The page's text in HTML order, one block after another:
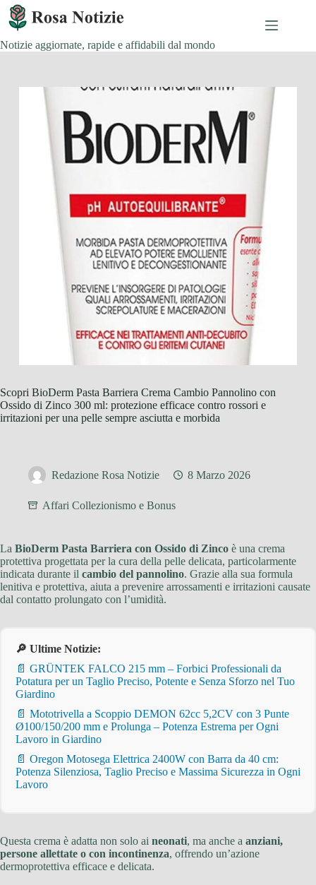
Salta
contenuto
Notizie aggiornate, rapide e affidabili dal mondo
Scopri BioDerm Pasta Barriera Crema Cambio Pannolino con
Ossido di Zinco 300 ml: protezione efficace contro rossori e
irritazioni per una pelle sempre asciutta e morbida
Redazione Rosa Notizie 8 Marzo 2026
Affari Collezionismo e Bonus
La BioDerm Pasta Barriera con Ossido di Zinco è una crema
protettiva progettata per la cura della pelle delicata, particolarmente
indicata durante il cambio del pannolino. Grazie alla sua formula
lenitiva e protettiva, aiuta a prevenire arrossamenti e irritazioni causate
dal contatto prolungato con l’umidità.
🔎 Ultime Notizie:
📄 GRÜNTEK FALCO 215 mm – Forbici Professionali da
Potatura per un Taglio Preciso, Potente e Senza Sforzo nel Tuo
Giardino
📄 Mototrivella a Scoppio DEMON 62cc 5,2CV con 3 Punte
Ø100/150/200 mm e Prolunga – Potenza Estrema per Ogni
Lavoro in Giardino
📄 Oregon Motosega Elettrica 2400W con Barra da 40 cm:
Potenza Silenziosa, Taglio Preciso e Massima Sicurezza in Ogni
Lavoro
Questa crema è adatta non solo ai neonati, ma anche a anziani,
persone allettate o con incontinenza, offrendo un’azione
dermoprotettiva efficace e delicata.